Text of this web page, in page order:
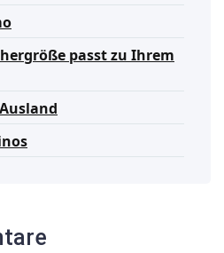
passt zu Ihrem